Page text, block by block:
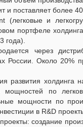
и поставляет более
(легковые и
портфеле
года).
через
России. Около 20%
развития
мощностей по
мощности по
в R&D
создание